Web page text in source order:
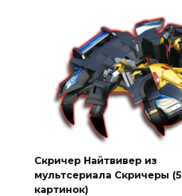
Скричер Найтвивер из
мультсериала Скричеры (5
картинок)